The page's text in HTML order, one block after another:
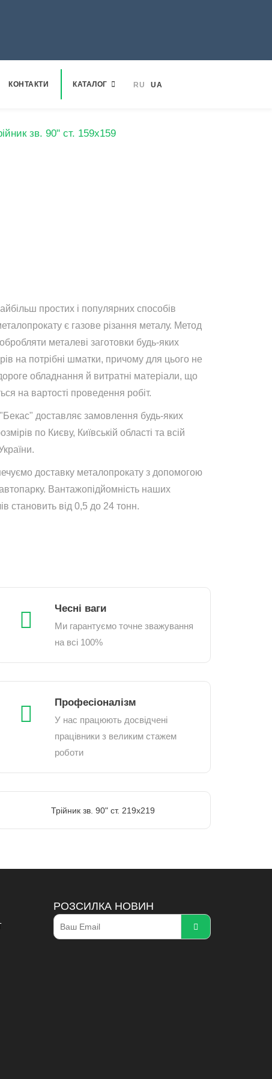
КОНТАКТИ КАТАЛОГ RU UA
зв. 90" ст. 159х159
простих і популярних способів
є газове різання металу. Метод
металеві заготовки будь-яких
на потрібні шматки, причому для цього не
обладнання й витратні матеріали, що
на вартості проведення робіт.
доставляє замовлення будь-яких
по Києву, Київській області та всій
доставку металопрокату з допомогою
Вантажопідйомність наших
становить від 0,5 до 24 тонн.
Чесні ваги
Ми гарантуємо точне зважування
на всі 100%
Професіоналізм
У нас працюють досвідчені
працівники з великим стажем
роботи
Трійник зв. 90" ст. 219х219
РОЗСИЛКА НОВИН